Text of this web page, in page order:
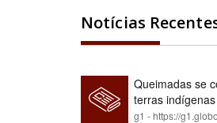
Notícias
Queimadas se
terras
g1 - https://